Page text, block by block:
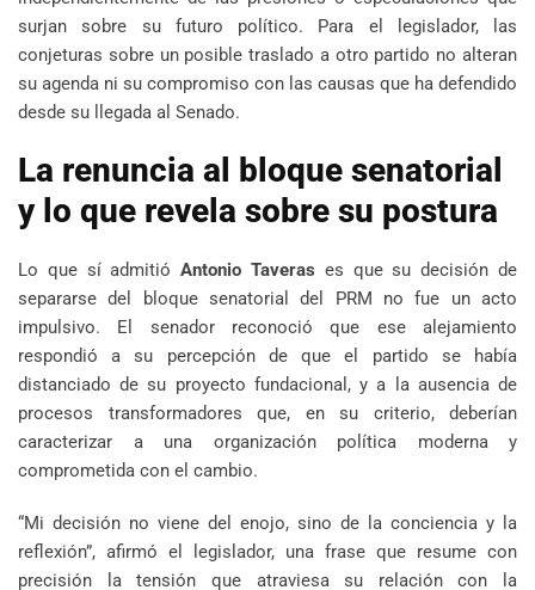
surjan sobre su futuro político. Para el legislador, las
conjeturas sobre un posible traslado a otro partido no alteran
su agenda ni su compromiso con las causas que ha defendido
desde su llegada al Senado.
La renuncia al bloque senatorial
y lo que revela sobre su postura
Lo que sí admitióAntonio Taveras es que su decisión de
separarse del bloque senatorial del PRM no fue un acto
impulsivo. El senador reconoció que ese alejamiento
respondió a su percepción de que el partido se había
distanciado de su proyecto fundacional, y a la ausencia de
procesos transformadores que, en su criterio, deberían
caracterizar a una organización política moderna y
comprometida con el cambio.
“Mi decisión no viene del enojo, sino de la conciencia y la
reflexión”, afirmó el legislador, una frase que resume con
precisión la tensión que atraviesa su relación con la